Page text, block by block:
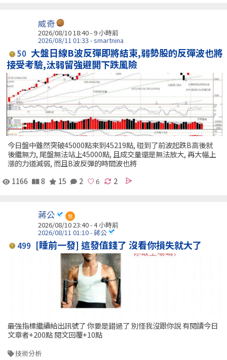
威奇
2026/08/10 18:40 -9 小時前
2026/08/11 01:33 - smartnina
50 大盤日線B波反彈即將結束,弱勢股的反彈波也將
接受考驗,汰弱留強避開下跌風險
今日盤中雖然突破45000點來到45219點, 碰到了前波起跌B高後就
後繼無力, 尾盤無法站上45000點, 且成交量還是無法放大, 再大幅上
漲的力道減弱, 而且B波反彈的時間波也將
1166
8 15 2 2
蔣公 包
2026/08/10 23:40 -4 小時前
2026/08/11 01:10 - 蔣公
499 [睡前一發] 這發值錢了 沒看你損失就大了
最強指標繼續給出訊號了 你要是錯過了 別怪我沒跟你說 有閱讀今日
文章者+200點 閱文回覆+10點
技術分析